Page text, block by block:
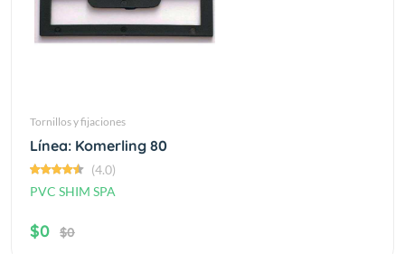
Tornillos y fijaciones
Línea: Komerling 80
(4.0)
PVC SHIM SPA
$0 $0